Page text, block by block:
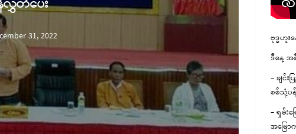
31, 2022
ဗုဒ္ဓဟူ
ဒီနေ့
– ချင်
စစ်သုံ့ပ
– ရှမ်း
အမြော